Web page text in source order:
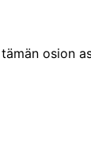
osion